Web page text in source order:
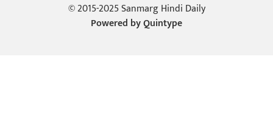
© 2015-2025 Sanmarg Hindi Daily
Powered byQuintype